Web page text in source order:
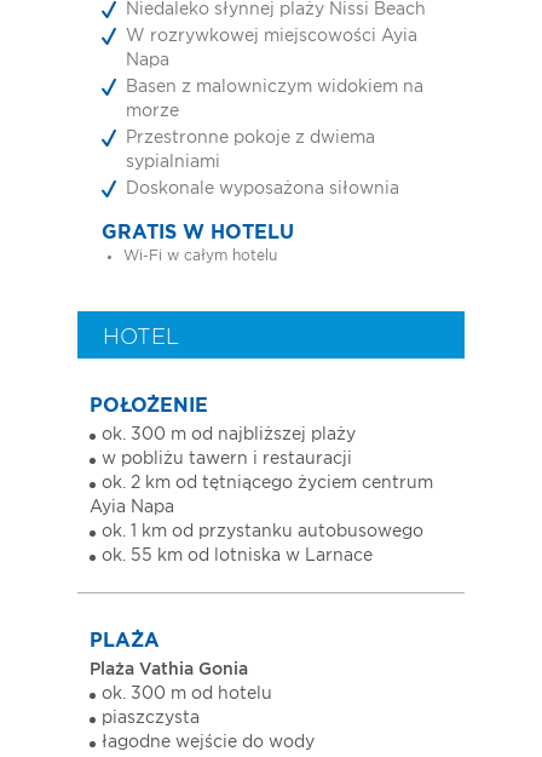
Niedaleko słynnej plaży Nissi Beach
W rozrywkowej miejscowości Ayia
Napa
Basen z malowniczym widokiem na
morze
Przestronne pokoje z dwiema
sypialniami
Doskonale wyposażona siłownia
GRATIS W HOTELU
Wi-Fi w całym hotelu
HOTEL
POŁOŻENIE
ok. 300 m od najbliższej plaży
w pobliżu tawern i restauracji
ok. 2 km od tętniącego życiem centrum
Ayia Napa
ok. 1 km od przystanku autobusowego
ok. 55 km od lotniska w Larnace
PLAŻA
Plaża Vathia Gonia
ok. 300 m od hotelu
piaszczysta
łagodne wejście do wody